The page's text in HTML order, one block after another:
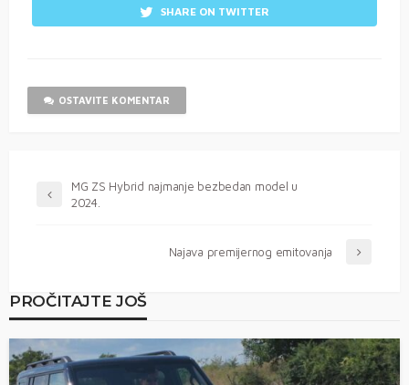
SHARE ON TWITTER
OSTAVITE KOMENTAR
MG ZS Hybrid najmanje bezbedan model u
2024.
Najava premijernog emitovanja
PROČITAJTE JOŠ